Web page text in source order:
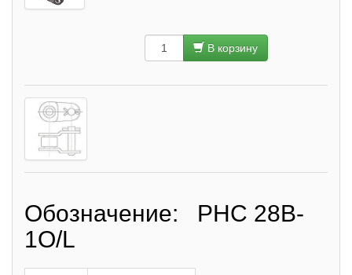
В корзину
Обозначение: PHC 28B-
1O/L